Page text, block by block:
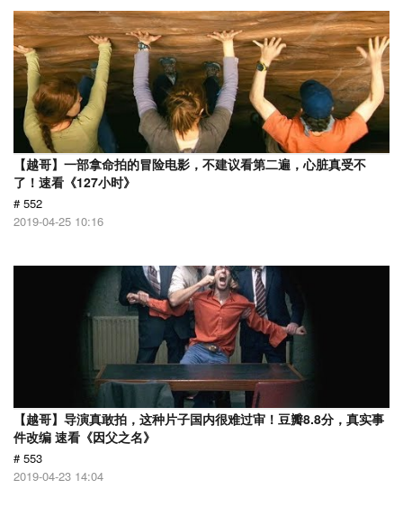
【越哥】一部拿命拍的冒险电影，不建议看第二遍，心脏真受不
了！速看《127小时》
# 552
2019-04-25 10:16
【越哥】导演真敢拍，这种片子国内很难过审！豆瓣8.8分，真实事
件改编 速看《因父之名》
# 553
2019-04-23 14:04